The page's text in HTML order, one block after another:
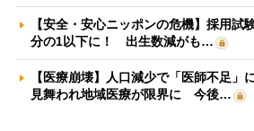
【安全・安心ニッポンの危機】採用試
分の1以下に！ 出生数減がも…
【医療崩壊】人口減少で「医師不足」
見舞われ地域医療が限界に 今後…